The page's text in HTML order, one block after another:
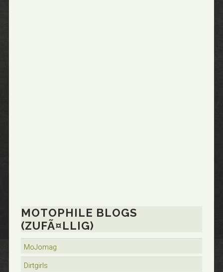
MOTOPHILE BLOGS
(ZUFÃ¤LLIG)
MoJomag
Dirtgirls